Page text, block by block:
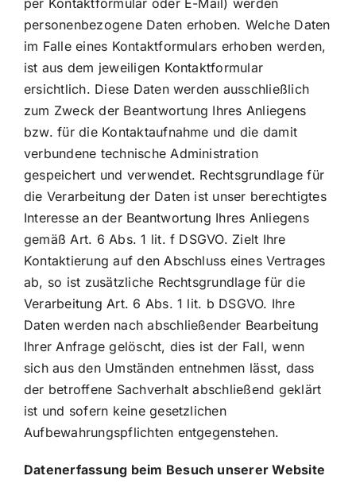
personenbezogene Daten erhoben. Welche Daten
im Falle eines Kontaktformulars erhoben werden,
ist aus dem jeweiligen Kontaktformular
ersichtlich. Diese Daten werden ausschließlich
zum Zweck der Beantwortung Ihres Anliegens
bzw. für die Kontaktaufnahme und die damit
verbundene technische Administration
gespeichert und verwendet. Rechtsgrundlage für
die Verarbeitung der Daten ist unser berechtigtes
Interesse an der Beantwortung Ihres Anliegens
gemäß Art. 6 Abs. 1 lit. f DSGVO. Zielt Ihre
Kontaktierung auf den Abschluss eines Vertrages
ab, so ist zusätzliche Rechtsgrundlage für die
Verarbeitung Art. 6 Abs. 1 lit. b DSGVO. Ihre
Daten werden nach abschließender Bearbeitung
Ihrer Anfrage gelöscht, dies ist der Fall, wenn
sich aus den Umständen entnehmen lässt, dass
der betroffene Sachverhalt abschließend geklärt
ist und sofern keine gesetzlichen
Aufbewahrungspflichten entgegenstehen.
Datenerfassung beim Besuch unserer Website